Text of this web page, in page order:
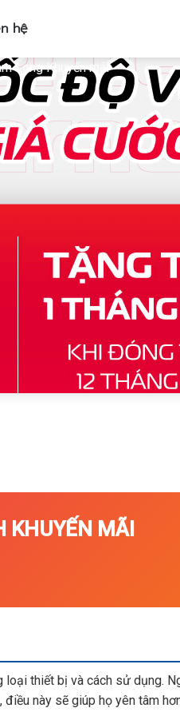
hệ
Long Khuyến mãi
KHUYẾN MÃI
thiết bị và cách sử dụng.
này sẽ giúp họ yên tâm